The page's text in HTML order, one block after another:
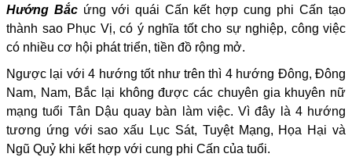
Hướng Bắcứng với quái Cấn kết hợp cung phi Cấn tạo
thành sao Phục Vị, có ý nghĩa tốt cho sự nghiệp, công việc
có nhiều cơ hội phát triển, tiền đồ rộng mở.
Ngược lại với 4 hướng tốt như trên thì 4 hướng Đông, Đông
Nam, Nam, Bắc lại không được các chuyên gia khuyên nữ
mạng tuổi Tân Dậu quay bàn làm việc. Vì đây là 4 hướng
tương ứng với sao xấu Lục Sát, Tuyệt Mạng, Họa Hại và
Ngũ Quỷ khi kết hợp với cung phi Cấn của tuổi.